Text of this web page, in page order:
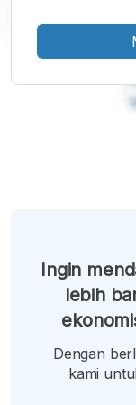
Ingin
lebih
Dengan
kami